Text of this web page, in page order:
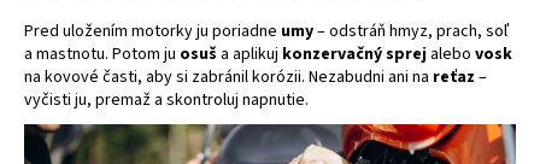
Pred uložením motorky ju poriadne umy– odstráň hmyz, prach, soľ
a mastnotu. Potom ju osuš a aplikuj konzervačný sprej alebo vosk
na kovové časti, aby si zabránil korózii. Nezabudni ani na reťaz –
vyčisti ju, premaž a skontroluj napnutie.
j
s
ť
?